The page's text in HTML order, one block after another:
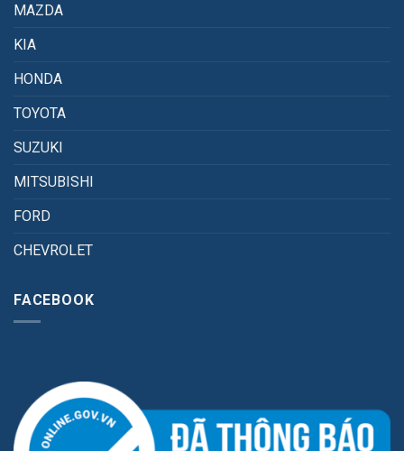
MAZDA
KIA
HONDA
TOYOTA
SUZUKI
MITSUBISHI
FORD
CHEVROLET
FACEBOOK